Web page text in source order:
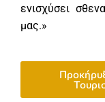
ενισχύσει
μας.»